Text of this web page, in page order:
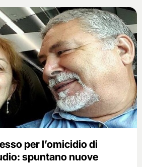
per l’omicidio di
spuntano nuove